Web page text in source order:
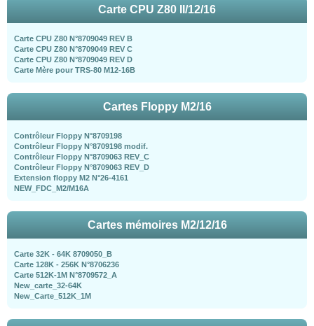
Carte CPU Z80 II/12/16
Carte CPU Z80 N°8709049 REV B
Carte CPU Z80 N°8709049 REV C
Carte CPU Z80 N°8709049 REV D
Carte Mère pour TRS-80 M12-16B
Cartes Floppy M2/16
Contrôleur Floppy N°8709198
Contrôleur Floppy N°8709198 modif.
Contrôleur Floppy N°8709063 REV_C
Contrôleur Floppy N°8709063 REV_D
Extension floppy M2 N°26-4161
NEW_FDC_M2/M16A
Cartes mémoires M2/12/16
Carte 32K - 64K 8709050_B
Carte 128K - 256K N°8706236
Carte 512K-1M N°8709572_A
New_carte_32-64K
New_Carte_512K_1M